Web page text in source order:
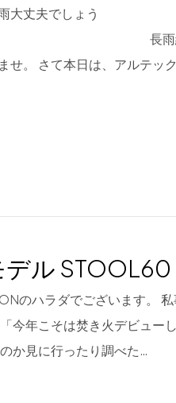
大丈夫でしょう
昨今、
せ。 さて本日は、アルテッ
ル
のハラダでございます。
今年こそは焚き火デビュー
か見に行ったり調べた…